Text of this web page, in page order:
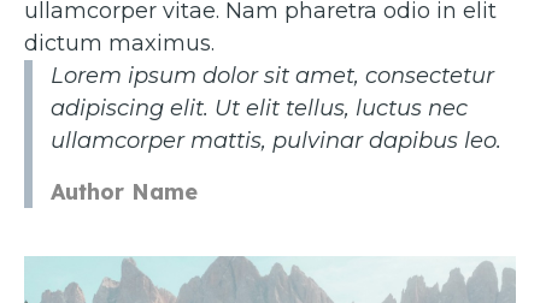
ullamcorper vitae. Nam pharetra odio in elit
dictum maximus.
Lorem ipsum dolor sit amet, consectetur
adipiscing elit. Ut elit tellus, luctus nec
ullamcorper mattis, pulvinar dapibus leo.
Author Name